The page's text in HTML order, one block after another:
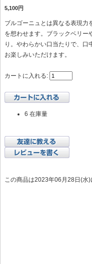
5,100円
ブルゴーニュとは異なる表現力
を想わせます。ブラックベリー
り。やわらかい口当たりで、
お楽しみいただけます。
カートに入れる:
6 在庫量
この商品は2023年06月28日(水